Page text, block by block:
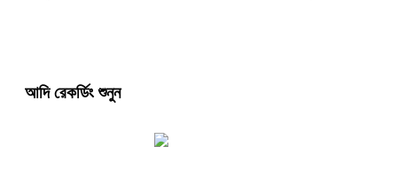
আদি রেকর্ডিং শুনুন